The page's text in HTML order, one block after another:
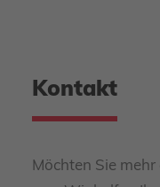
Kontakt
Möchten Sie